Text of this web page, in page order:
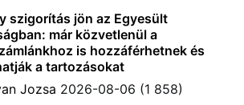
szigorítás jön az Egyesült
már közvetlenül a
is hozzáférhetnek és
a tartozásokat
Jozsa 2026-08-06 (1 858)